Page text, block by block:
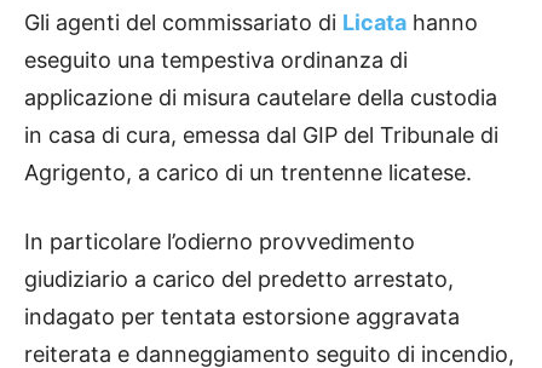
Gli agenti del commissariato di Licata hanno
eseguito una tempestiva ordinanza di
applicazione di misura cautelare della custodia
in casa di cura, emessa dal GIP del Tribunale di
Agrigento, a carico di un trentenne licatese.
In particolare l’odierno provvedimento
giudiziario a carico del predetto arrestato,
indagato per tentata estorsione aggravata
reiterata e danneggiamento seguito di incendio,